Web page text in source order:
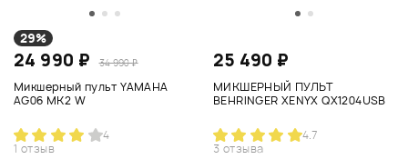
29%
24 990 ₽ 34 990 ₽
Микшерный пульт YAMAHA
AG06 MK2 W
4
1 отзыв
25 490 ₽
МИКШЕРНЫЙ ПУЛЬТ
BEHRINGER XENYX QX1204USB
4.7
3 отзыва